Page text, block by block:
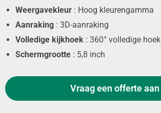
Weergavekleur : Hoog kleurengamma
Aanraking : 3D-aanraking
Volledige kijkhoek : 360° volledige hoek
Schermgrootte : 5,8 inch
Vraag een offerte aan